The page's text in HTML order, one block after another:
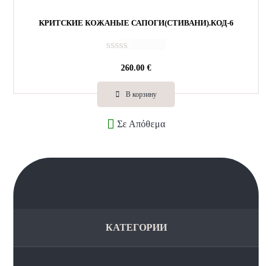
КРИТСКИЕ КОЖАНЫЕ САПОГИ(СТИВАНИ).КОД-6
е
к
0
5
260.00 €
В корзину
Σε Απόθεμα
КАТЕГОРИИ